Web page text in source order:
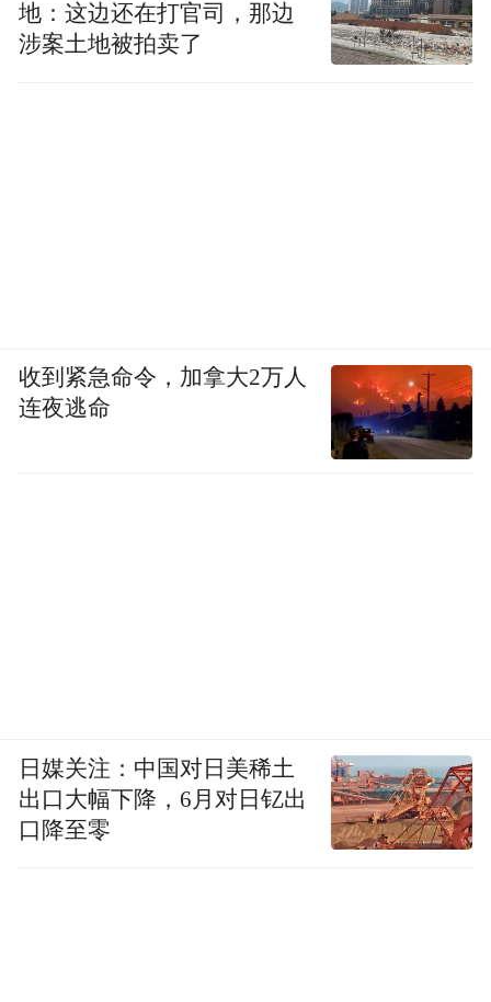
地：这边还在打官司，那边
涉案土地被拍卖了
收到紧急命令，加拿大2万人
连夜逃命
日媒关注：中国对日美稀土
出口大幅下降，6月对日钇出
口降至零